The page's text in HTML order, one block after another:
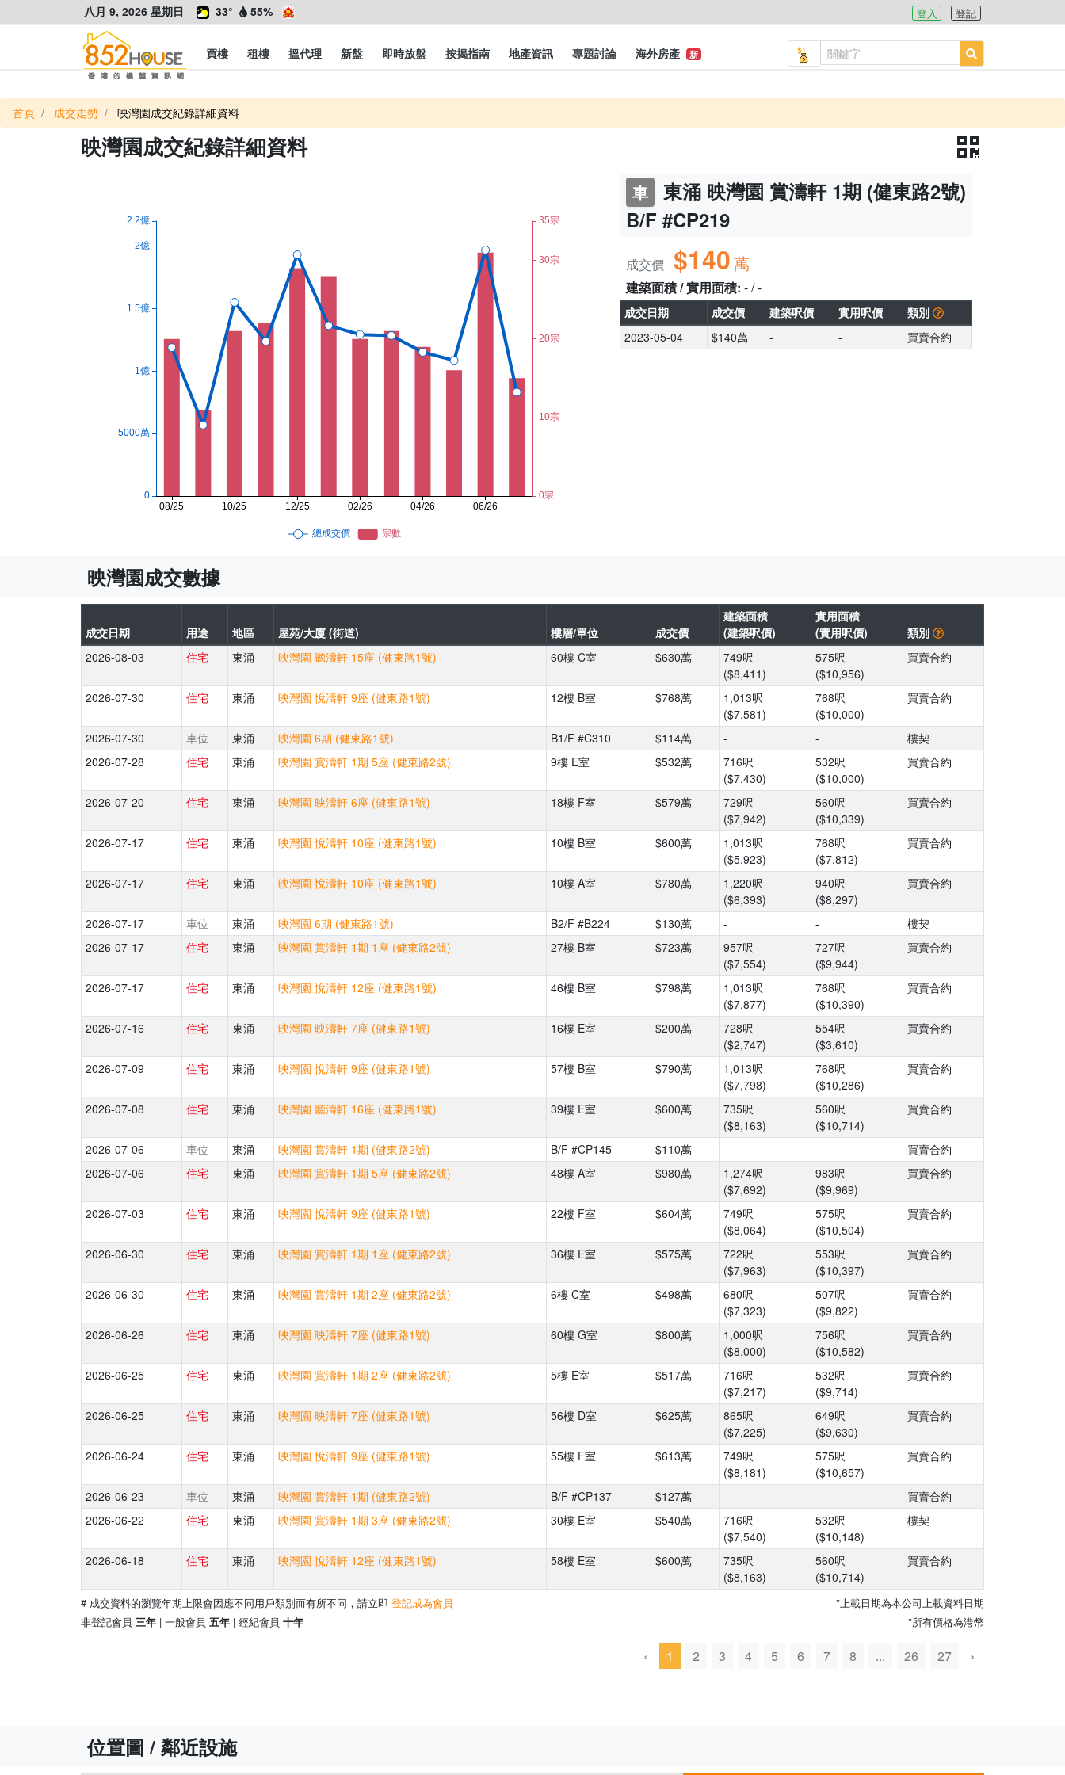
八月 9, 2026 星期日 33° 55% 登入 登記
買樓 租樓 搵代理 新盤 即時放盤 按揭指南 地產資訊 專題討論 海外房產 新
首頁 成交走勢 映灣園成交紀錄詳細資料
映灣園成交紀錄詳細資料
車
東涌 映灣園 賞濤軒 1期 (健東路2號)
B/F #CP219
成交價 $140萬
建築面積 / 實用面積: - / -
成交日期 成交價 建築呎價 實用呎價
類別
2023-05-04
$140萬 - - 買賣合約
映灣園成交數據
成交日期 用途 地區 屋苑/大廈 (街道) 樓層/單位 成交價
建築面積
(建築呎價)
實用面積
(實用呎價)
類別
2026-08-03
住宅 東涌 映灣園 聽濤軒 15座 (健東路1號) 60樓 C室 $630萬
749呎
($8,411)
575呎
($10,956)
買賣合約
2026-07-30 住宅 東涌 映灣園 悅濤軒 9座 (健東路1號) 12樓 B室 $768萬
1,013呎
($7,581)
768呎
($10,000)
買賣合約
2026-07-30 車位 東涌 映灣園 6期 (健東路1號) B1/F #C310 $114萬 - -
樓契
2026-07-28
住宅 東涌 映灣園 賞濤軒 1期 5座 (健東路2號) 9樓 E室 $532萬
716呎
($7,430)
532呎
($10,000)
買賣合約
2026-07-20 住宅 東涌 映灣園 映濤軒 6座 (健東路1號) 18樓 F室 $579萬
729呎
($7,942)
560呎
($10,339)
買賣合約
2026-07-17 住宅 東涌 映灣園 悅濤軒 10座 (健東路1號) 10樓 B室 $600萬
1,013呎
($5,923)
768呎
($7,812)
買賣合約
2026-07-17 住宅 東涌 映灣園 悅濤軒 10座 (健東路1號) 10樓 A室 $780萬
1,220呎
($6,393)
940呎
($8,297)
買賣合約
2026-07-17 車位 東涌 映灣園 6期 (健東路1號) B2/F #B224 $130萬 - -
樓契
2026-07-17
住宅 東涌 映灣園 賞濤軒 1期 1座 (健東路2號) 27樓 B室 $723萬
957呎
($7,554)
727呎
($9,944)
買賣合約
2026-07-17 住宅 東涌 映灣園 悅濤軒 12座 (健東路1號) 46樓 B室 $798萬
1,013呎
($7,877)
768呎
($10,390)
買賣合約
2026-07-16 住宅 東涌 映灣園 映濤軒 7座 (健東路1號) 16樓 E室 $200萬
728呎
($2,747)
554呎
($3,610)
買賣合約
2026-07-09 住宅 東涌 映灣園 悅濤軒 9座 (健東路1號) 57樓 B室 $790萬
1,013呎
($7,798)
768呎
($10,286)
買賣合約
2026-07-08 住宅 東涌 映灣園 聽濤軒 16座 (健東路1號) 39樓 E室 $600萬
735呎
($8,163)
560呎
($10,714)
買賣合約
2026-07-06 車位 東涌 映灣園 賞濤軒 1期 (健東路2號) B/F #CP145 $110萬 - -
買賣合約
2026-07-06
住宅 東涌 映灣園 賞濤軒 1期 5座 (健東路2號) 48樓 A室 $980萬
1,274呎
($7,692)
983呎
($9,969)
買賣合約
2026-07-03 住宅 東涌 映灣園 悅濤軒 9座 (健東路1號) 22樓 F室 $604萬
749呎
($8,064)
575呎
($10,504)
買賣合約
2026-06-30 住宅 東涌 映灣園 賞濤軒 1期 1座 (健東路2號) 36樓 E室 $575萬
722呎
($7,963)
553呎
($10,397)
買賣合約
2026-06-30 住宅 東涌 映灣園 賞濤軒 1期 2座 (健東路2號) 6樓 C室 $498萬
680呎
($7,323)
507呎
($9,822)
買賣合約
2026-06-26 住宅 東涌 映灣園 映濤軒 7座 (健東路1號) 60樓 G室 $800萬
1,000呎
($8,000)
756呎
($10,582)
買賣合約
2026-06-25 住宅 東涌 映灣園 賞濤軒 1期 2座 (健東路2號) 5樓 E室 $517萬
716呎
($7,217)
532呎
($9,714)
買賣合約
2026-06-25 住宅 東涌 映灣園 映濤軒 7座 (健東路1號) 56樓 D室 $625萬
865呎
($7,225)
649呎
($9,630)
買賣合約
2026-06-24 住宅 東涌 映灣園 悅濤軒 9座 (健東路1號) 55樓 F室 $613萬
749呎
($8,181)
575呎
($10,657)
買賣合約
2026-06-23 車位 東涌 映灣園 賞濤軒 1期 (健東路2號) B/F #CP137 $127萬 - -
買賣合約
2026-06-22
住宅 東涌 映灣園 賞濤軒 1期 3座 (健東路2號) 30樓 E室 $540萬
716呎
($7,540)
532呎
($10,148)
樓契
2026-06-18 住宅 東涌 映灣園 悅濤軒 12座 (健東路1號) 58樓 E室 $600萬
735呎
($8,163)
560呎
($10,714)
買賣合約
# 成交資料的瀏覽年期上限會因應不同用戶類別而有所不同，請立即 登記成為會員
非登記會員 三年 | 一般會員 五年 | 經紀會員 十年
*上載日期為本公司上載資料日期
*所有價格為港幣
‹ 1 2 3 4 5 6 7 8 ... 26 27 ›
位置圖 / 鄰近設施